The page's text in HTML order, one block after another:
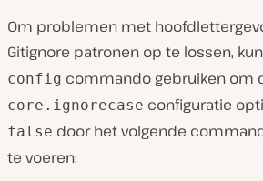
Om problemen met
Gitignore patronen op te lossen,
config commando gebruiken om
core.ignorecase configuratie
false door het volgende
te voeren: